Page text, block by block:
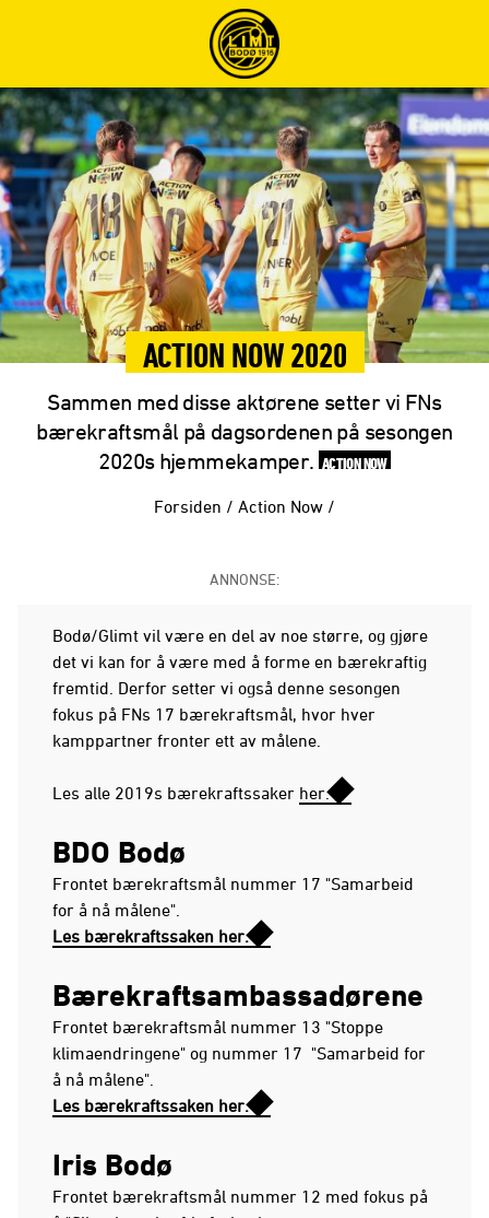
ACTION NOW 2020
Sammen med disse aktørene setter vi FNs
bærekraftsmål på dagsordenen på sesongen
2020s hjemmekamper. ACTION NOW
Forsiden / Action Now /
ANNONSE:
Bodø/Glimt vil være en del av noe større, og gjøre
det vi kan for å være med å forme en bærekraftig
fremtid. Derfor setter vi også denne sesongen
fokus på FNs 17 bærekraftsmål, hvor hver
kamppartner fronter ett av målene.
Les alle 2019s bærekraftssaker her.
BDO Bodø
Frontet bærekraftsmål nummer 17 "Samarbeid
for å nå målene".
Les bærekraftssaken her.
Bærekraftsambassadørene
Frontet bærekraftsmål nummer 13 "Stoppe
klimaendringene" og nummer 17 "Samarbeid for
å nå målene".
Les bærekraftssaken her.
Iris Bodø
Frontet bærekraftsmål nummer 12 med fokus på